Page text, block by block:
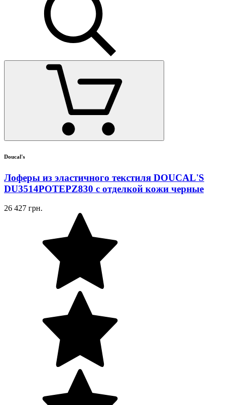
Doucal's
Лоферы из эластичного текстиля DOUCAL'S
DU3514POTEPZ830 с отделкой кожи черные
26 427 грн.